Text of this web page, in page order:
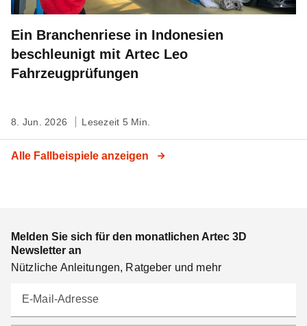
Ein Branchenriese in Indonesien
beschleunigt mit Artec Leo
Fahrzeugprüfungen
8. Jun. 2026 Lesezeit 5 Min.
Alle Fallbeispiele anzeigen
Melden Sie sich für den monatlichen Artec 3D
Newsletter an
Nützliche Anleitungen, Ratgeber und mehr
E-Mail-Adresse